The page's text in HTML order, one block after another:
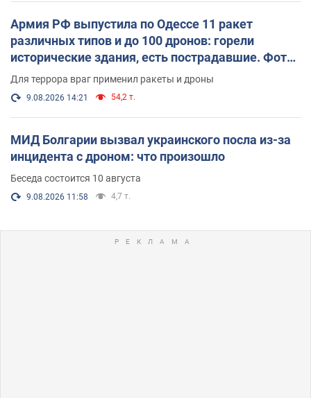
Армия РФ выпустила по Одессе 11 ракет
различных типов и до 100 дронов: горели
исторические здания, есть пострадавшие. Фото
и видео
Для террора враг применил ракеты и дроны
9.08.2026 14:21 54,2 т.
МИД Болгарии вызвал украинского посла из-за
инцидента с дроном: что произошло
Беседа состоится 10 августа
9.08.2026 11:58 4,7 т.